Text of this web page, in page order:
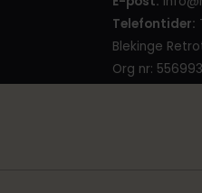
Telefontider:
Blekinge
Org nr: